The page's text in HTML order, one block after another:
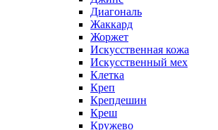
Диагональ
Жаккард
Жоржет
Искусственная кожа
Искусственный мех
Клетка
Креп
Крепдешин
Креш
Кружево